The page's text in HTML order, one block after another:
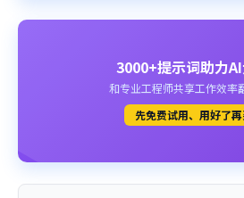
3000+提示词助力
和专业工程师共享工作效率
先免费试用、用好了